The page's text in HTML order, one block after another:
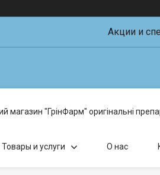
Акции и
магазин "ГрінФарм" оригінальні
Товары и услуги О нас